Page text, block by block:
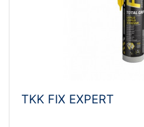
TKK FIX EXPERT